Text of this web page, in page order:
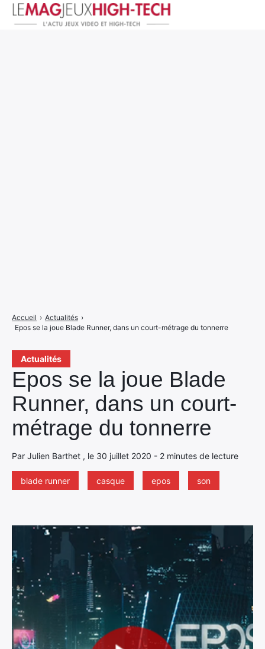
Actualités
Epos se la joue Blade
Runner, dans un court-
métrage du tonnerre
Par Julien Barthet , le 30 juillet 2020 - 2 minutes de lecture
blade runner casque epos son
Accueil › Actualités ›
Epos se la joue Blade Runner, dans un court-métrage du tonnerre